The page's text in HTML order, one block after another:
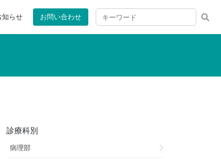
知らせ お問い合わせ
診療科別
病理部